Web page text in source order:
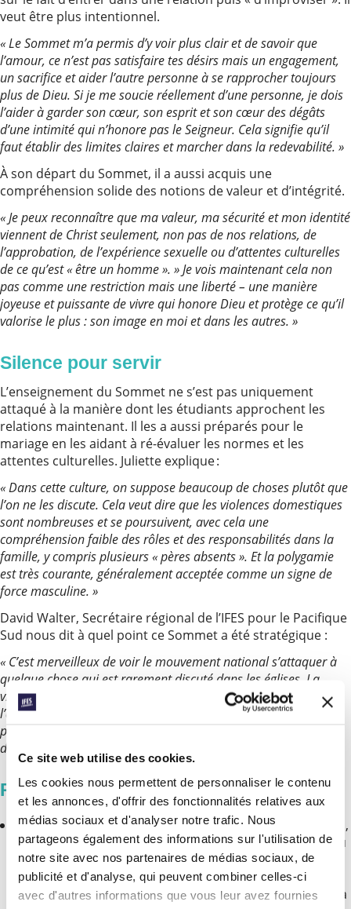
Ce site web utilise des cookies.
Les cookies nous permettent de personnaliser le contenu
et les annonces, d'offrir des fonctionnalités relatives aux
médias sociaux et d'analyser notre trafic. Nous
partageons également des informations sur l'utilisation de
notre site avec nos partenaires de médias sociaux, de
publicité et d'analyse, qui peuvent combiner celles-ci
avec d'autres informations que vous leur avez fournies
veut être plus intentionnel.
« Le Sommet m’a permis d’y voir plus clair et de savoir que
l’amour, ce n’est pas satisfaire tes désirs mais un engagement,
un sacrifice et aider l’autre personne à se rapprocher toujours
plus de Dieu. Si je me soucie réellement d’une personne, je dois
l’aider à garder son cœur, son esprit et son cœur des dégâts
d’une intimité qui n’honore pas le Seigneur. Cela signifie qu’il
faut établir des limites claires et marcher dans la redevabilité. »
À son départ du Sommet, il a aussi acquis une
compréhension solide des notions de valeur et d’intégrité.
« Je peux reconnaître que ma valeur, ma sécurité et mon identité
viennent de Christ seulement, non pas de nos relations, de
l’approbation, de l’expérience sexuelle ou d’attentes culturelles
de ce qu’est « être un homme ». » Je vois maintenant cela non
pas comme une restriction mais une liberté – une manière
joyeuse et puissante de vivre qui honore Dieu et protège ce qu’il
valorise le plus : son image en moi et dans les autres. »
Silence pour servir
L’enseignement du Sommet ne s’est pas uniquement
attaqué à la manière dont les étudiants approchent les
relations maintenant. Il les a aussi préparés pour le
mariage en les aidant à ré-évaluer les normes et les
attentes culturelles. Juliette explique :
« Dans cette culture, on suppose beaucoup de choses plutôt que
l’on ne les discute. Cela veut dire que les violences domestiques
sont nombreuses et se poursuivent, avec cela une
compréhension faible des rôles et des responsabilités dans la
famille, y compris plusieurs « pères absents ». Et la polygamie
est très courante, généralement acceptée comme un signe de
force masculine. »
David Walter, Secrétaire régional de l’IFES pour le Pacifique
Sud nous dit à quel point ce Sommet a été stratégique :
« C’est merveilleux de voir le mouvement national s’attaquer à
quelque chose qui est rarement discuté dans les églises. La
violence envers le partenaire intime, la rupture du mariage et
l’agression sexuelle sont des problèmes courants. Explorer la
perspective biblique comme ils l’ont fait est une bonne manière
d’être au service de la société. »
Priez
Rendons grâce pour la vision d’amener des discussions,
à l’instar de ces discussions sur des thèmes difficiles au
Sommet, pour l’interaction avec les Écritures et pour
l’impact positif sur les participants. Prions que les
étudiants continuent à amener les normes culturelles à